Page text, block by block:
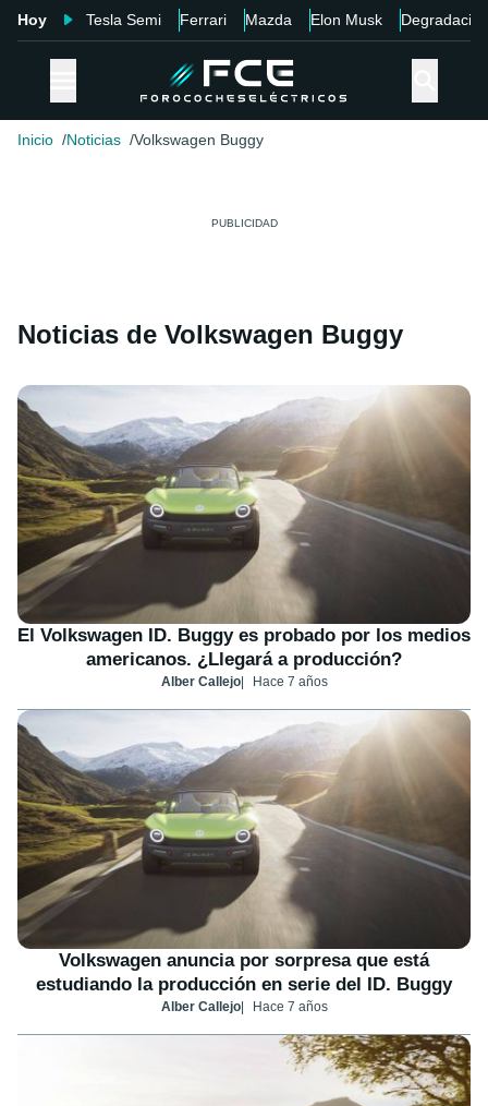
Hoy Tesla Semi Ferrari Mazda Elon Musk Degradación
Inicio Noticias Volkswagen Buggy
Noticias de Volkswagen Buggy
El Volkswagen ID. Buggy es probado por los medios
americanos. ¿Llegará a producción?
Alber Callejo Hace 7 años
Volkswagen anuncia por sorpresa que está
estudiando la producción en serie del ID. Buggy
Alber Callejo Hace 7 años